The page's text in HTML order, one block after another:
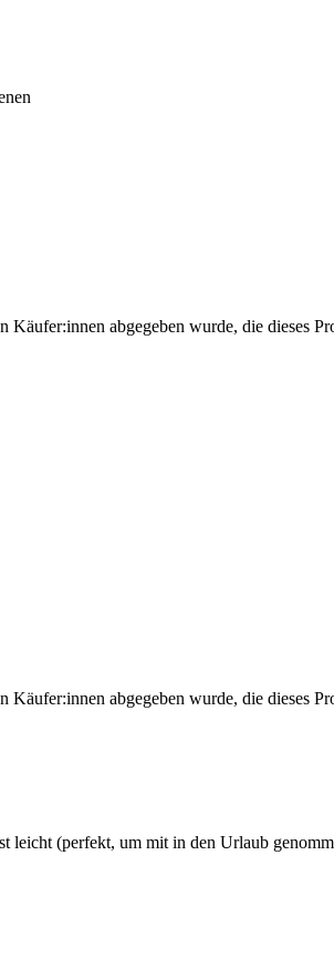
abgegeben wurde, die dieses
abgegeben wurde, die dieses
leicht (perfekt, um mit in den Urlaub